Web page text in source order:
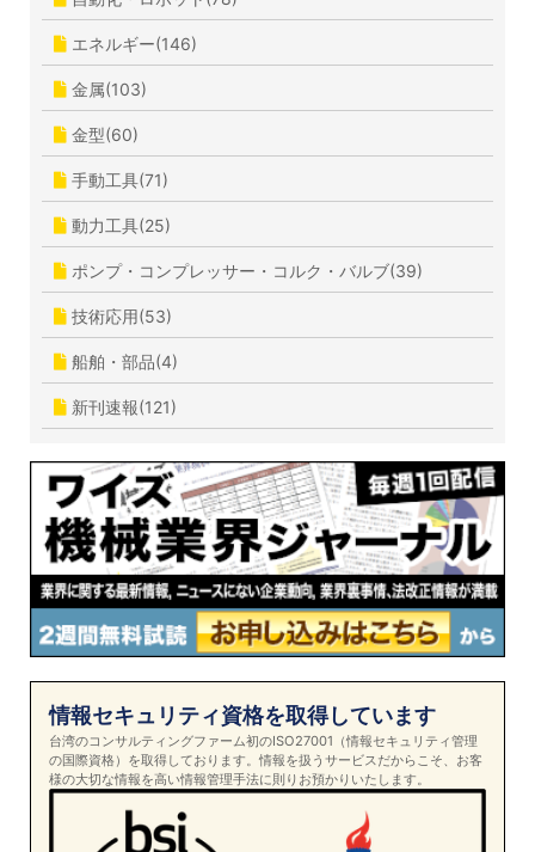
エネルギー(146)
金属(103)
金型(60)
手動工具(71)
動力工具(25)
ポンプ・コンプレッサー・コルク・バルブ(39)
技術応用(53)
船舶・部品(4)
新刊速報(121)
情報セキュリティ資格を取得しています
台湾のコンサルティングファーム初のISO27001（情報セキュリティ管理
の国際資格）を取得しております。情報を扱うサービスだからこそ、お客
様の大切な情報を高い情報管理手法に則りお預かりいたします。